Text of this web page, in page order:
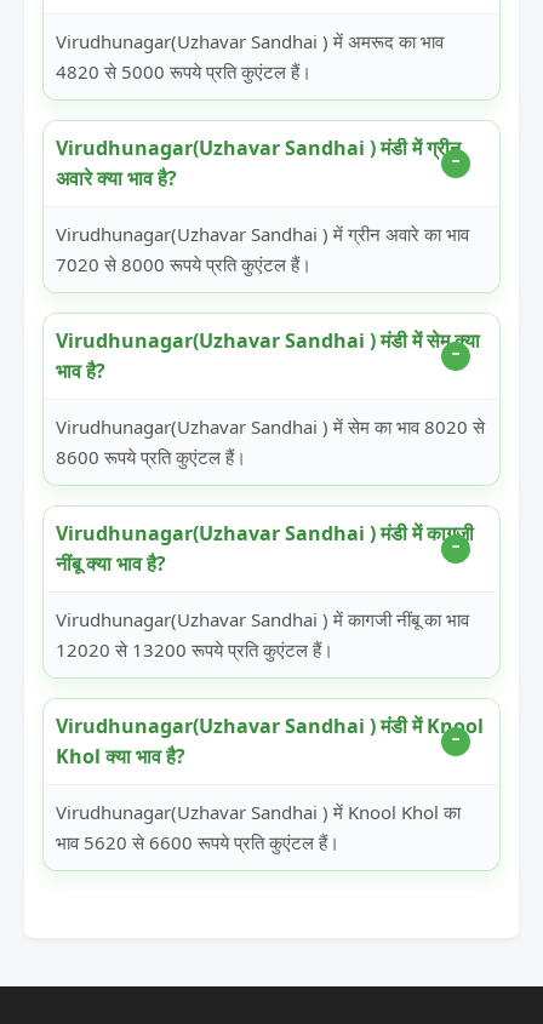
Virudhunagar(Uzhavar Sandhai ) में अमरूद का भाव
4820 से 5000 रूपये प्रति कुएंटल हैं।
Virudhunagar(Uzhavar Sandhai ) मंडी में ग्रीन
अवारे क्या भाव है?
Virudhunagar(Uzhavar Sandhai ) में ग्रीन अवारे का भाव
7020 से 8000 रूपये प्रति कुएंटल हैं।
Virudhunagar(Uzhavar Sandhai ) मंडी में सेम क्या
भाव है?
Virudhunagar(Uzhavar Sandhai ) में सेम का भाव 8020 से
8600 रूपये प्रति कुएंटल हैं।
Virudhunagar(Uzhavar Sandhai ) मंडी में कागजी
नींबू क्या भाव है?
Virudhunagar(Uzhavar Sandhai ) में कागजी नींबू का भाव
12020 से 13200 रूपये प्रति कुएंटल हैं।
Virudhunagar(Uzhavar Sandhai ) मंडी में Knool
Khol क्या भाव है?
Virudhunagar(Uzhavar Sandhai ) में Knool Khol का
भाव 5620 से 6600 रूपये प्रति कुएंटल हैं।